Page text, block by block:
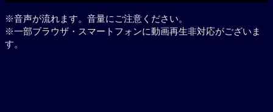
※音声が流れます。音量にご注意ください。
※一部ブラウザ・スマートフォンに動画再生非対応がございま
す。